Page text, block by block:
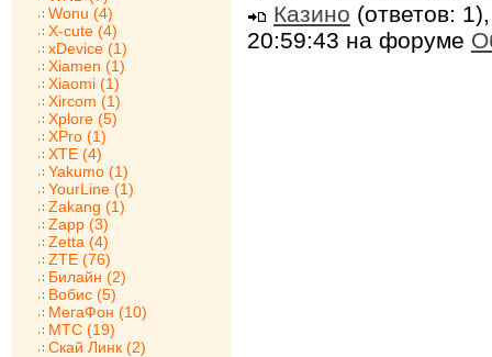
Wonu (4)
X-cute (4)
xDevice (1)
Xiamen (1)
Xiaomi (1)
Xircom (1)
Xplore (5)
XPro (1)
XTE (4)
Yakumo (1)
YourLine (1)
Zakang (1)
Zapp (3)
Zetta (4)
ZTE (76)
Билайн (2)
Вобис (5)
МегаФон (10)
МТС (19)
Скай Линк (2)
Казино (ответов:
20:59:43 на форуме